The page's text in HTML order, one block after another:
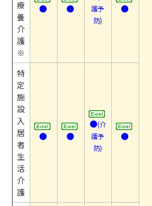
療
養
介
護
※
● ●
護予
防)
●
特
定
施
設
入
居
者
生
活
介
護
● ●
●(介
護予
防)
●